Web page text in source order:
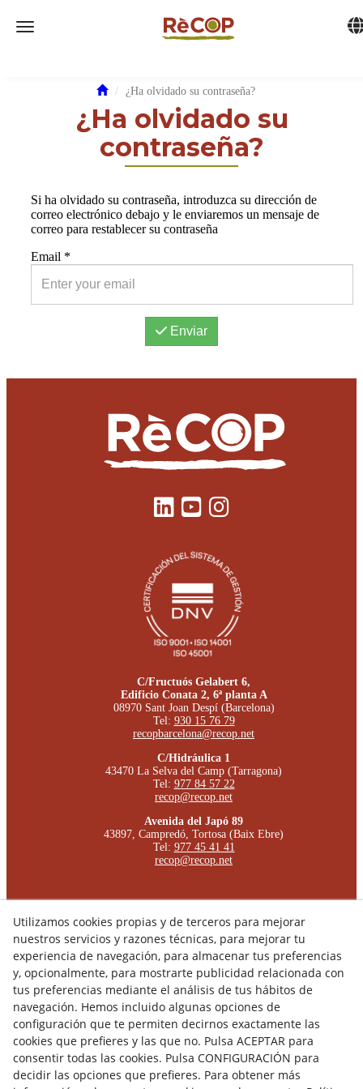
Toggle navigation
¿Ha olvidado su contraseña?
¿Ha olvidado su
contraseña?
Si ha olvidado su contraseña, introduzca su dirección de
correo electrónico debajo y le enviaremos un mensaje de
correo para restablecer su contraseña
Email *
Enviar
C/Fructuós Gelabert 6,
Edificio Conata 2, 6ª planta A
08970 Sant Joan Despí (Barcelona)
Tel: 930 15 76 79
recopbarcelona@recop.net
C/Hidráulica 1
43470 La Selva del Camp (Tarragona)
Tel: 977 84 57 22
recop@recop.net
Avenida del Japó 89
43897, Campredó, Tortosa (Baix Ebre)
Tel: 977 45 41 41
recop@recop.net
Aviso Legal
Canal de denuncias
Calidad, medioambiente y seguridad y salud en el trabajo
Política Cookies
Política de Privacidad
Declaración de Accessibilidad
Plan de Igualdad de Oportunidades
Utilizamos cookies propias y de terceros para mejorar
nuestros servicios y razones técnicas, para mejorar tu
experiencia de navegación, para almacenar tus preferencias
y, opcionalmente, para mostrarte publicidad relacionada con
tus preferencias mediante el análisis de tus hábitos de
navegación. Hemos incluido algunas opciones de
configuración que te permiten decirnos exactamente las
cookies que prefieres y las que no. Pulsa ACEPTAR para
consentir todas las cookies. Pulsa CONFIGURACIÓN para
decidir las opciones que prefieres. Para obtener más